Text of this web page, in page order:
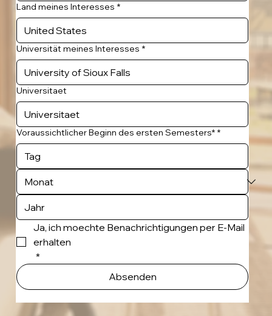
Land meines Interesses *
Universität meines Interesses *
Universitaet
Voraussichtlicher Beginn des ersten Semesters* *
Ja, ich moechte Benachrichtigungen per E-Mail
erhalten
*
Absenden